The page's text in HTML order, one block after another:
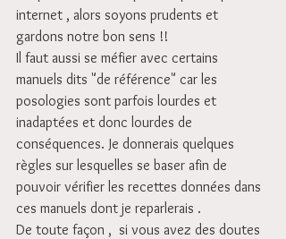
internet , alors soyons prudents et
gardons notre bon sens !!
Il faut aussi se méfier avec certains
manuels dits "de référence" car les
posologies sont parfois lourdes et
inadaptées et donc lourdes de
conséquences. Je donnerais quelques
règles sur lesquelles se baser afin de
pouvoir vérifier les recettes données dans
ces manuels dont je reparlerais .
De toute façon ,  si vous avez des doutes